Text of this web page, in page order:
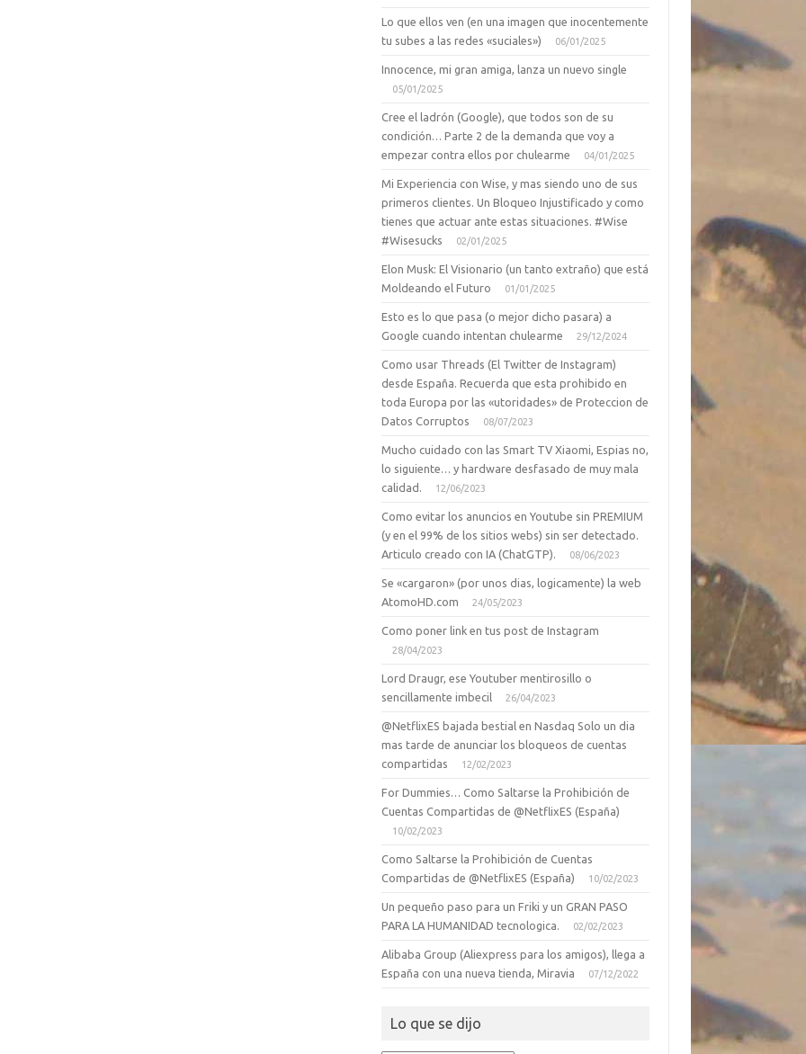
Lo que ellos ven (en una imagen que inocentemente
tu subes a las redes «suciales»)
06/01/2025
Innocence, mi gran amiga, lanza un nuevo single
05/01/2025
Cree el ladrón (Google), que todos son de su
condición… Parte 2 de la demanda que voy a
empezar contra ellos por chulearme
04/01/2025
Mi Experiencia con Wise, y mas siendo uno de sus
primeros clientes. Un Bloqueo Injustificado y como
tienes que actuar ante estas situaciones. #Wise
#Wisesucks
02/01/2025
Elon Musk: El Visionario (un tanto extraño) que está
Moldeando el Futuro
01/01/2025
Esto es lo que pasa (o mejor dicho pasara) a
Google cuando intentan chulearme
29/12/2024
Como usar Threads (El Twitter de Instagram)
desde España. Recuerda que esta prohibido en
toda Europa por las «utoridades» de Proteccion de
Datos Corruptos
08/07/2023
Mucho cuidado con las Smart TV Xiaomi, Espias no,
lo siguiente… y hardware desfasado de muy mala
calidad.
12/06/2023
Como evitar los anuncios en Youtube sin PREMIUM
(y en el 99% de los sitios webs) sin ser detectado.
Articulo creado con IA (ChatGTP).
08/06/2023
Se «cargaron» (por unos dias, logicamente) la web
AtomoHD.com
24/05/2023
Como poner link en tus post de Instagram
28/04/2023
Lord Draugr, ese Youtuber mentirosillo o
sencillamente imbecil
26/04/2023
@NetflixES bajada bestial en Nasdaq Solo un dia
mas tarde de anunciar los bloqueos de cuentas
compartidas
12/02/2023
For Dummies… Como Saltarse la Prohibición de
Cuentas Compartidas de @NetflixES (España)
10/02/2023
Como Saltarse la Prohibición de Cuentas
Compartidas de @NetflixES (España)
10/02/2023
Un pequeño paso para un Friki y un GRAN PASO
PARA LA HUMANIDAD tecnologica.
02/02/2023
Alibaba Group (Aliexpress para los amigos), llega a
España con una nueva tienda, Miravia
07/12/2022
Lo que se dijo